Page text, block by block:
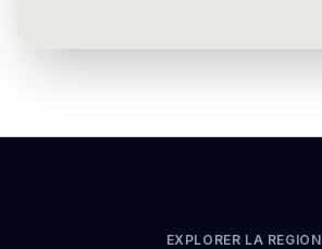
EXPLORER LA REGION